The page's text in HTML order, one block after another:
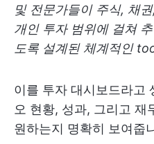
및 전문가들이 주식, 채
개인 투자 범위에 걸쳐
도록 설계된 체계적인
이를 투자 대시보드라고
오 현황, 성과, 그리고 재
원하는지 명확히 보여줍